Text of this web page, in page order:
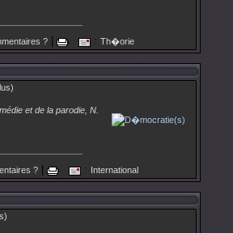
? : Th�orie
et de la parodie, N.
? : International